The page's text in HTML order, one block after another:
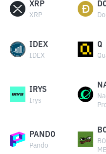
XRP
XRP
IDEX
IDEX
Q
IRYS
Irys
PANDO
Pando